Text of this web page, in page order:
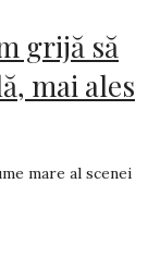
grijă să
mai ales
mare al scenei